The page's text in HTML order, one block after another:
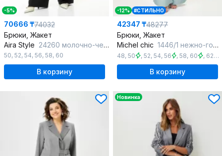
-5%
70666 ₸74032
Брюки, Жакет
Aira Style 24260 молочно-черный
50, 52, 54, 56, 58, 60
В корзину
-12% #СТИЛЬНО
42347 ₸48277
Брюки, Жакет
Michel chic 1446/1 нежно-голубой
48, 50 , 52, 54, 56 , 58, 60 , 62
В корзину
Новинка